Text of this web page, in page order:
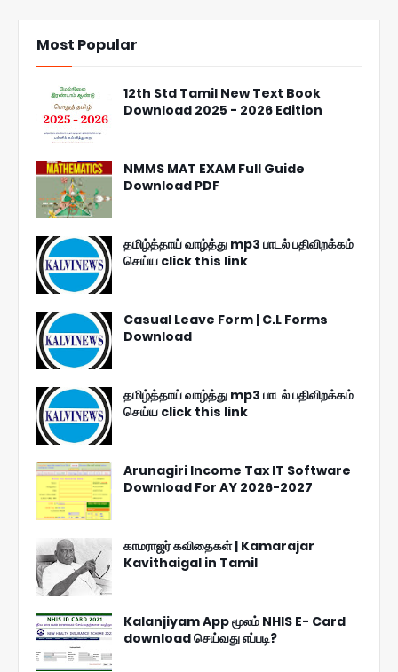
Most Popular
12th Std Tamil New Text Book
Download 2025 - 2026 Edition
NMMS MAT EXAM Full Guide
Download PDF
தமிழ்த்தாய் வாழ்த்து mp3 பாடல் பதிவிறக்கம்
செய்ய click this link
Casual Leave Form | C.L Forms
Download
தமிழ்த்தாய் வாழ்த்து mp3 பாடல் பதிவிறக்கம்
செய்ய click this link
Arunagiri Income Tax IT Software
Download For AY 2026-2027
காமராஜர் கவிதைகள் | Kamarajar
Kavithaigal in Tamil
Kalanjiyam App மூலம் NHIS E- Card
download செய்வது எப்படி?